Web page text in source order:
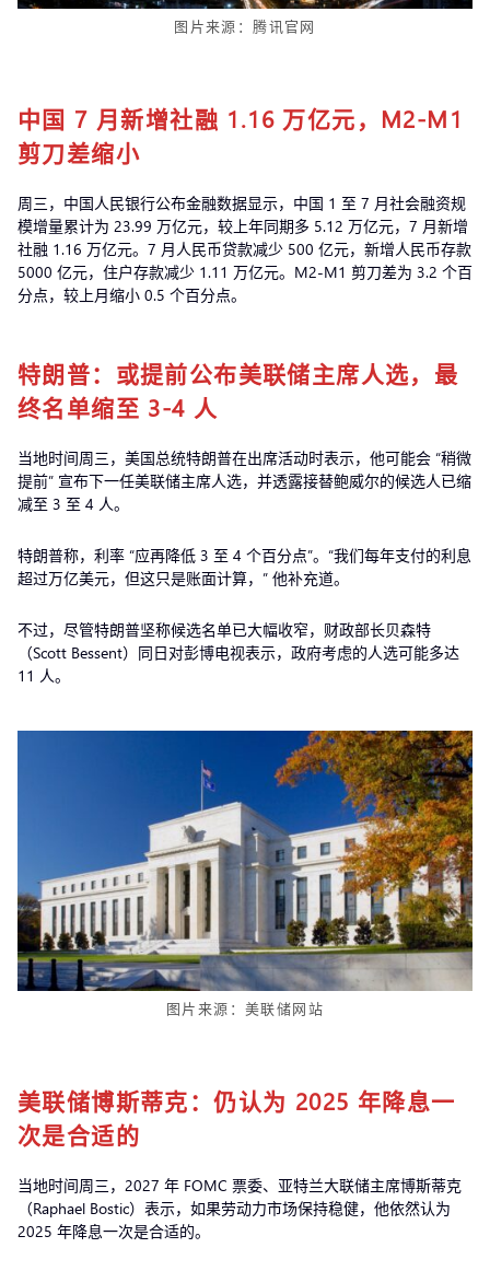
图片来源：腾讯官网
中国 7 月新增社融 1.16 万亿元，M2-M1
剪刀差缩小
周三，中国人民银行公布金融数据显示，中国 1 至 7 月社会融资规
模增量累计为 23.99 万亿元，较上年同期多 5.12 万亿元，7 月新增
社融 1.16 万亿元。7 月人民币贷款减少 500 亿元，新增人民币存款
5000 亿元，住户存款减少 1.11 万亿元。M2-M1 剪刀差为 3.2 个百
分点，较上月缩小 0.5 个百分点。
特朗普：或提前公布美联储主席人选，最
终名单缩至 3-4 人
当地时间周三，美国总统特朗普在出席活动时表示，他可能会 “稍微
提前” 宣布下一任美联储主席人选，并透露接替鲍威尔的候选人已缩
减至 3 至 4 人。
特朗普称，利率 “应再降低 3 至 4 个百分点”。“我们每年支付的利息
超过万亿美元，但这只是账面计算，” 他补充道。
不过，尽管特朗普坚称候选名单已大幅收窄，财政部长贝森特
（Scott Bessent）同日对彭博电视表示，政府考虑的人选可能多达
11 人。
图片来源：美联储网站
美联储博斯蒂克：仍认为 2025 年降息一
次是合适的
当地时间周三，2027 年 FOMC 票委、亚特兰大联储主席博斯蒂克
（Raphael Bostic）表示，如果劳动力市场保持稳健，他依然认为
2025 年降息一次是合适的。